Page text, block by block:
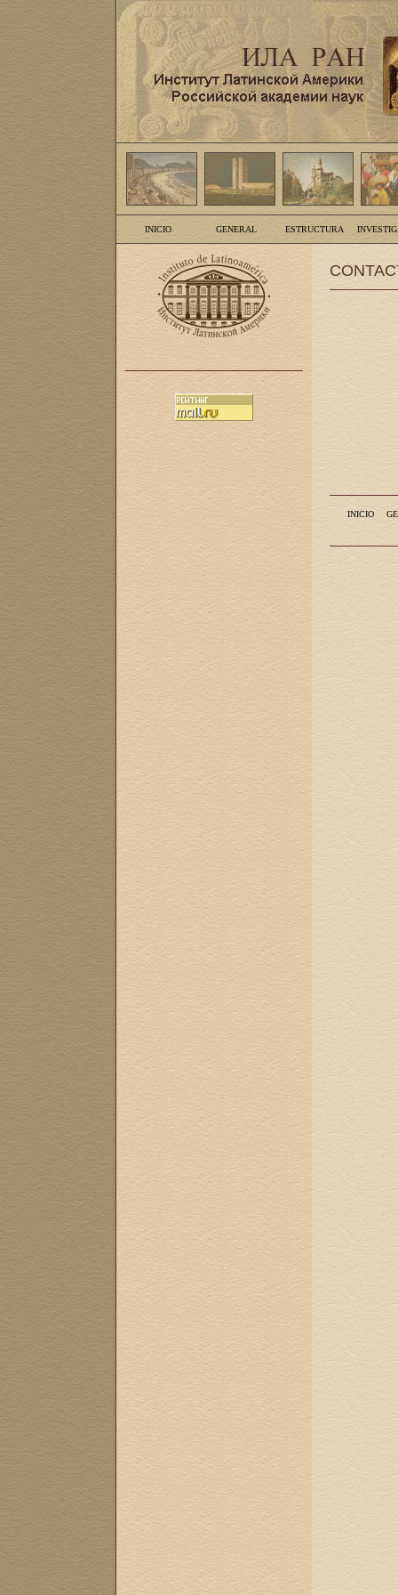
INICIO GENERAL ESTRUCTURA
INICIO